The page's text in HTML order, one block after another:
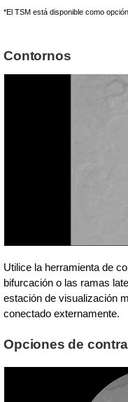
*El TSM está disponible como
Contornos
Utilice la herramienta de
bifurcación o las ramas
estación de visualización
conectado externamente.
Opciones de